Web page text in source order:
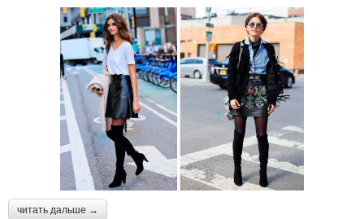
читать дальше →